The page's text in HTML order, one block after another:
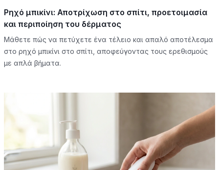
Ρηχό μπικίνι: Αποτρίχωση στο σπίτι, προετοιμασία
και περιποίηση του δέρματος
Μάθετε πώς να πετύχετε ένα τέλειο και απαλό αποτέλεσμα
στο ρηχό μπικίνι στο σπίτι, αποφεύγοντας τους ερεθισμούς
με απλά βήματα.